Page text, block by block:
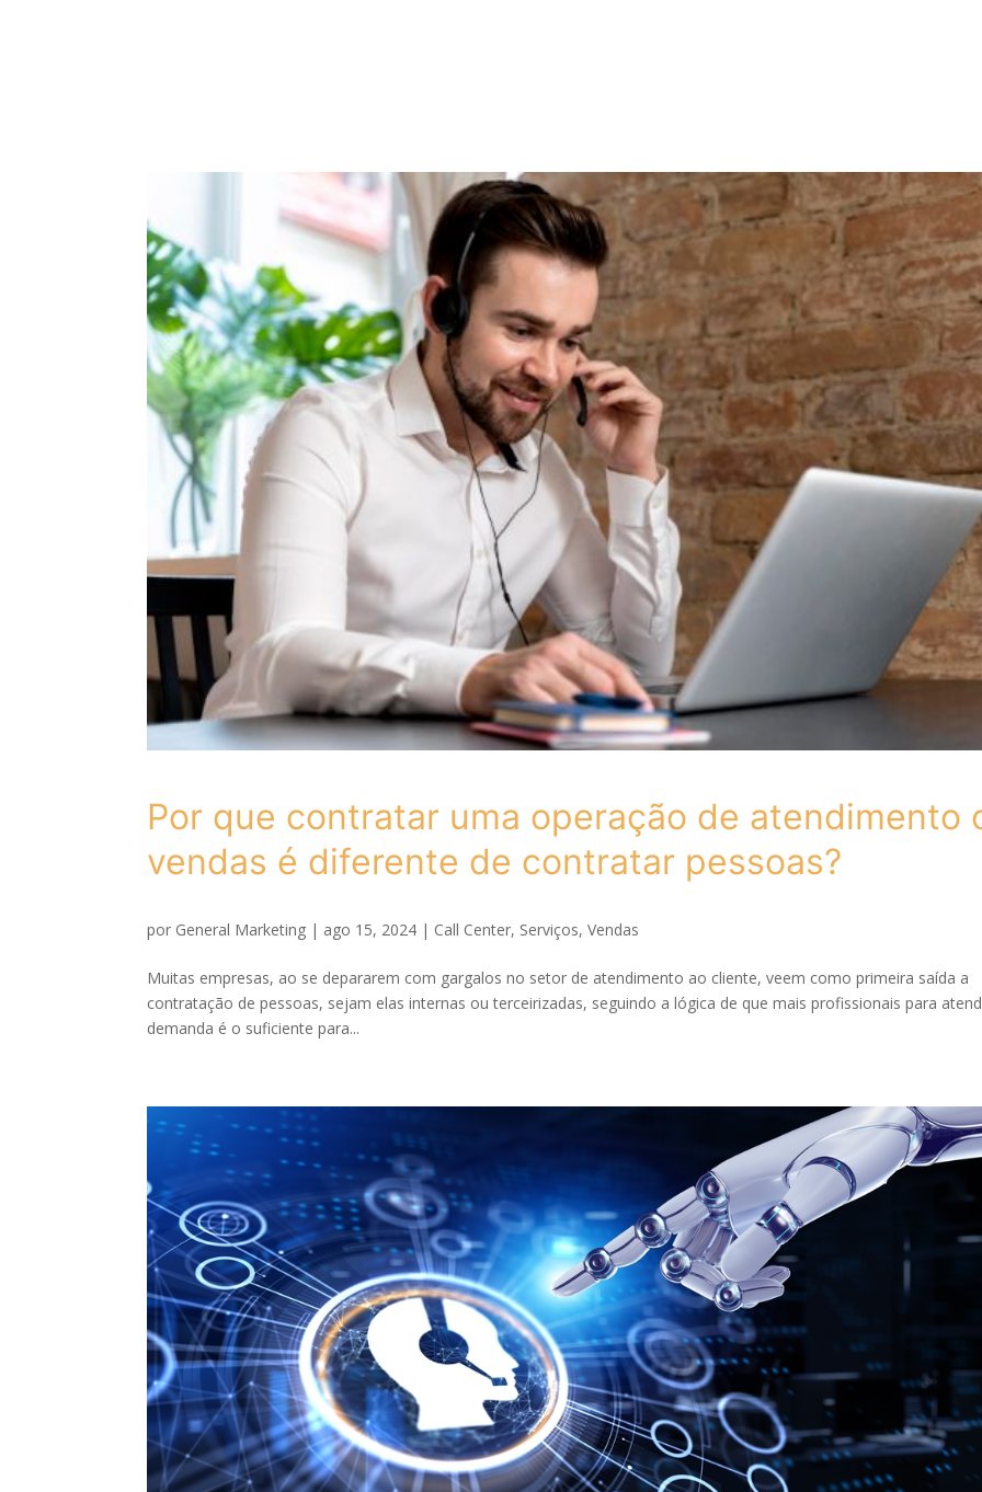
Por que contratar uma operação de atendimento
vendas é diferente de contratar pessoas?
por General Marketing | ago 15, 2024 | Call Center, Serviços,Vendas
Muitas empresas, ao se depararem com gargalos no setor de atendimento ao cliente, veem como primeira saída a
contratação de pessoas, sejam elas internas ou terceirizadas, seguindo a lógica de que mais profissionais para
demanda é o suficiente para...